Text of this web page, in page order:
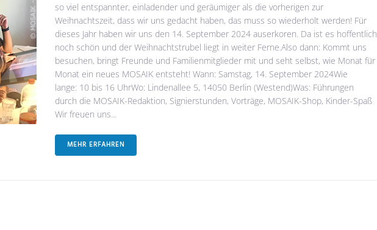
so viel entspannter, einladender und geräumiger als die vorherigen zur
Weihnachtszeit, dass wir uns gedacht haben, das muss so wiederholt werden! Für
dieses Jahr haben wir uns den 14. September 2024 auserkoren. Da ist es hoffentlich
noch schön und der Weihnachtstrubel liegt in weiter Ferne.Also dann: Kommt uns
besuchen, bringt Freunde und Familienmitglieder mit und seht selbst, wie Monat für
Monat ein neues MOSAIK entsteht! Wann: Samstag, 14. September 2024Wie
lange: 10 bis 16 UhrWo: Lindenallee 5, 14050 Berlin (Westend)Was: Führungen
durch die MOSAIK-Redaktion, Signierstunden, Vorträge, MOSAIK-Shop, Kinder-Spaß
Wir freuen uns...
MEHR ERFAHREN